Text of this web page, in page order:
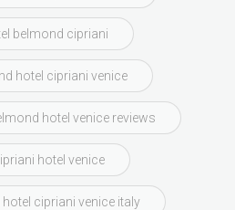
belmond cipriani
hotel cipriani venice
hotel venice reviews
hotel venice
cipriani venice italy